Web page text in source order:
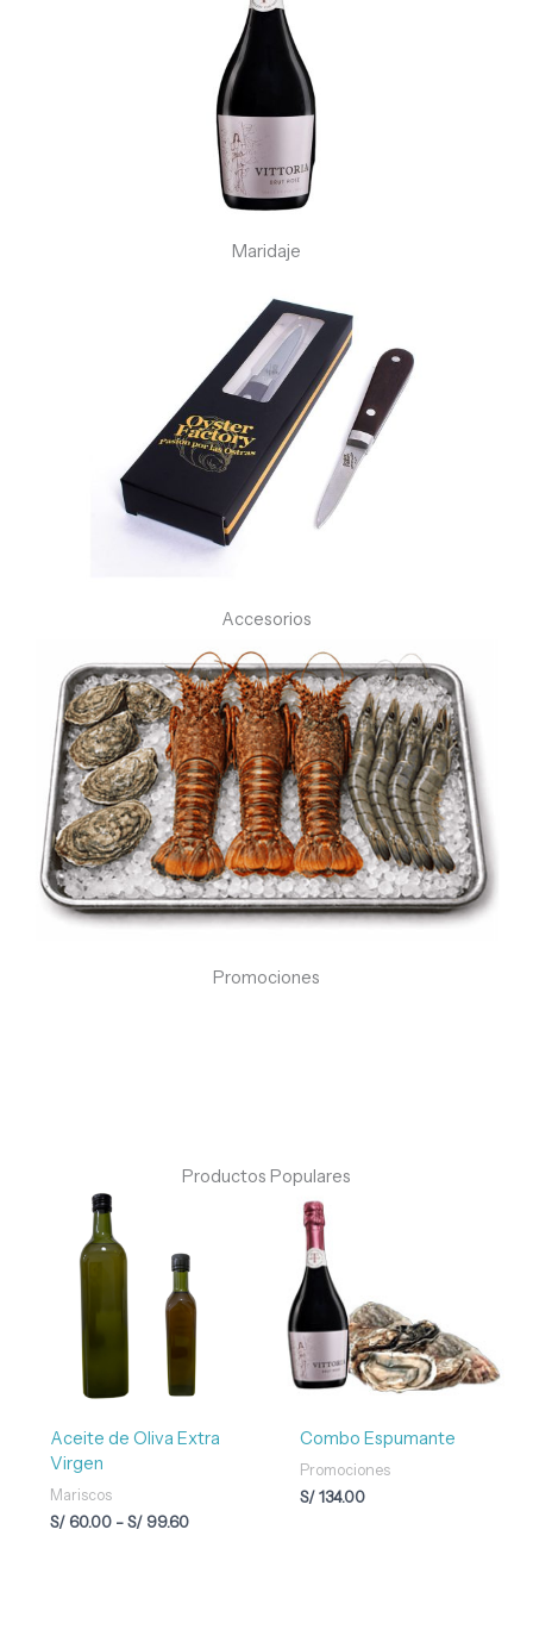
Maridaje
Accesorios
Promociones
Productos Populares
Aceite de Oliva Extra
Virgen
Mariscos
S/60.00 - S/99.60
desde
S/ 60.00
hasta
Combo Espumante
Promociones
S/134.00